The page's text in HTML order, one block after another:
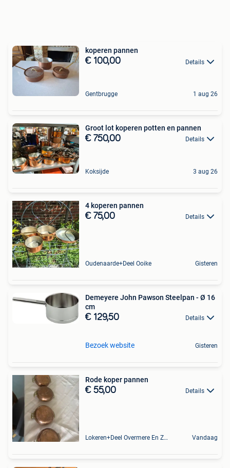
koperen pannen
€ 100,00 Details
Gentbrugge 1 aug 26
Groot lot koperen potten en pannen
€ 750,00 Details
Koksijde 3 aug 26
4 koperen pannen
€ 75,00 Details
Oudenaarde+Deel Ooike Gisteren
Demeyere John Pawson Steelpan - Ø 16
cm
€ 129,50 Details
Bezoek website Gisteren
Rode koper pannen
€ 55,00 Details
Lokeren+Deel Overmere En Zele Vandaag